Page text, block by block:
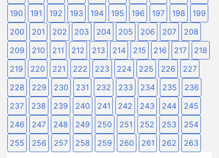
190
191 192 193 194 195 196 197 198
199
200
201 202 203 204 205 206 207
208
209
210 211 212 213 214 215 216 217
218
219
220 221 222 223 224 225 226
227
228
229 230 231 232 233 234 235
236
237
238 239 240 241 242 243 244
245
246
247 248 249 250 251 252 253
254
255
256 257 258 259 260 261 262 263